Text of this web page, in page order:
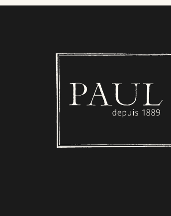
Boulangerie PAUL - Luxembourg